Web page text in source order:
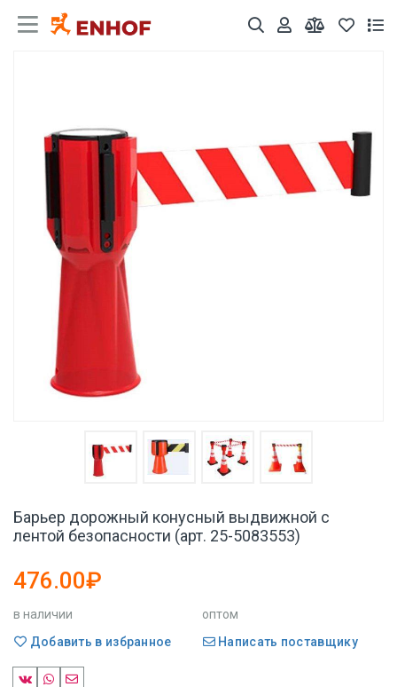
Барьер дорожный конусный выдвижной с
лентой безопасности (арт. 25-5083553)
476.00₽
в наличии
оптом
Добавить в избранное
Написать поставщику